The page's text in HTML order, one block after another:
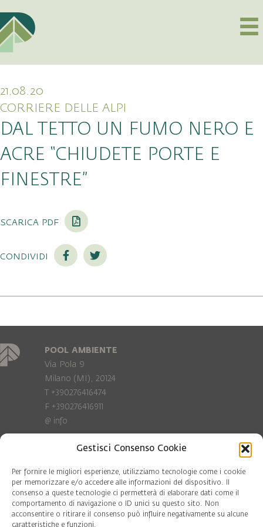
Gestisci Consenso Cookie
Per fornire le migliori esperienze, utilizziamo tecnologie come i cookie
per memorizzare e/o accedere alle informazioni del dispositivo. Il
consenso a queste tecnologie ci permetterà di elaborare dati come il
comportamento di navigazione o ID unici su questo sito. Non
acconsentire o ritirare il consenso può influire negativamente su alcune
caratteristiche e funzioni.
21.08.20
CORRIERE DELLE ALPI
DAL TETTO UN FUMO NERO E
ACRE “CHIUDETE PORTE E
FINESTRE”
scarica pdf
condividi
POOL AMBIENTE
Via Pola 9
Milano (MI), 20124
T +390276416474
F +390276416911
@ info
Privacy Policy
Cookie policy
COD. FISC. 97081560159
P.IVA 06375640965
© Pool Ambiente 2026